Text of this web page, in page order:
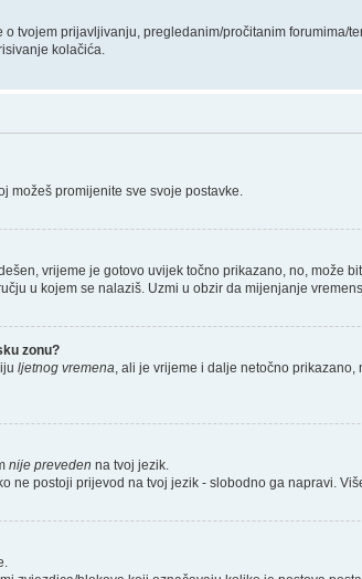
tvojem prijavljivanju, pregledanim/pročitanim forumima/
kolačića.
možeš promijenite sve svoje postavke.
vrijeme je gotovo uvijek točno prikazano, no, može
u kojem se nalaziš. Uzmi u obzir da mijenjanje
zonu?
ljetnog vremena , ali je vrijeme i dalje netočno
nije preveden na tvoj jezik.
postoji prijevod na tvoj jezik - slobodno ga napravi.